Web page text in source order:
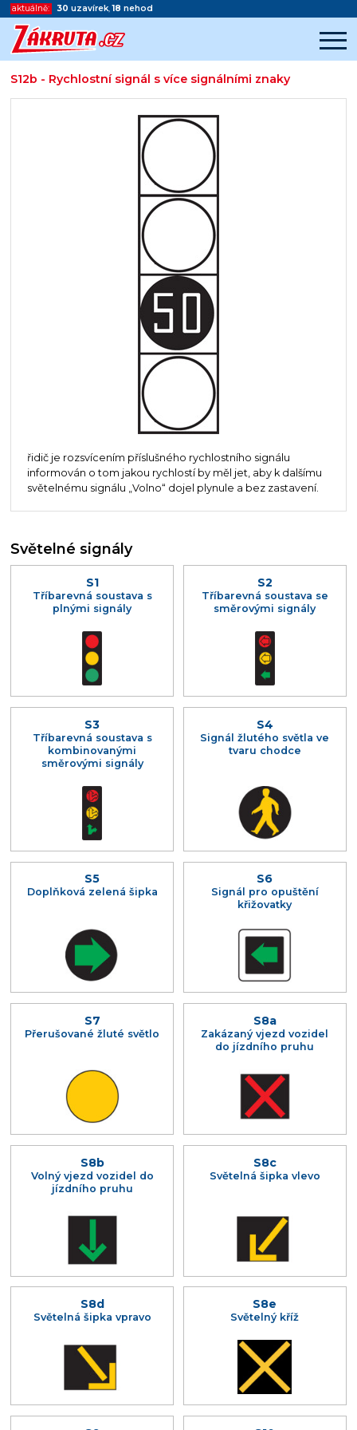
aktuálně: 30 uzavírek,18 nehod
S12b - Rychlostní signál s více signálními znaky
Začátek reklamy
Konec reklamy
řidič je rozsvícením příslušného rychlostního signálu
informován o tom jakou rychlostí by měl jet, aby k dalšímu
světelnému signálu „Volno“ dojel plynule a bez zastavení.
Světelné signály
S1
Tříbarevná soustava s
plnými signály
S2
Tříbarevná soustava se
směrovými signály
S3
Tříbarevná soustava s
kombinovanými
směrovými signály
S4
Signál žlutého světla ve
tvaru chodce
S5
Doplňková zelená šipka
S6
Signál pro opuštění
křižovatky
S7
Přerušované žluté světlo
S8a
Zakázaný vjezd vozidel
do jízdního pruhu
S8b
Volný vjezd vozidel do
jízdního pruhu
S8c
Světelná šipka vlevo
S8d
Světelná šipka vpravo
S8e
Světelný kříž